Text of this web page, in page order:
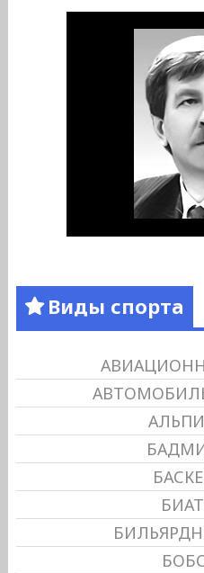
Виды спорта